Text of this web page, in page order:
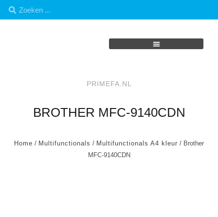
PRIMEFA.NL
BROTHER MFC-9140CDN
Home / Multifunctionals / Multifunctionals A4 kleur / Brother
MFC-9140CDN